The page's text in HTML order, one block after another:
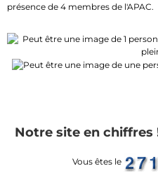
présence de 4 membres de l'APAC.
Notre site en chiffres
Vous êtes le